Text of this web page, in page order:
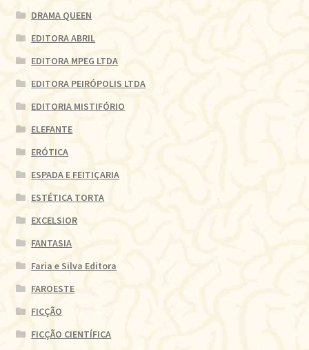
DRAMA QUEEN
EDITORA ABRIL
EDITORA MPEG LTDA
EDITORA PEIRÓPOLIS LTDA
EDITORIA MISTIFÓRIO
ELEFANTE
ERÓTICA
ESPADA E FEITIÇARIA
ESTÉTICA TORTA
EXCELSIOR
FANTASIA
Faria e Silva Editora
FAROESTE
FICÇÃO
FICÇÃO CIENTÍFICA